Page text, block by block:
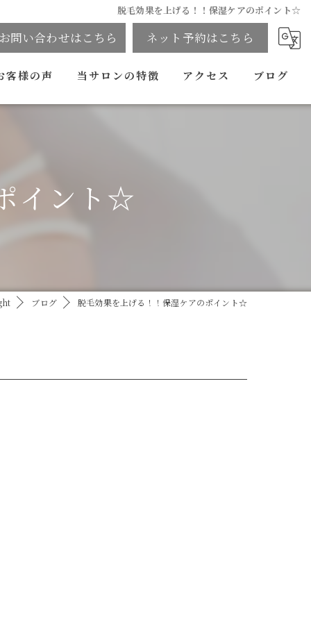
脱毛効果を上げる！！保湿ケアのポイント☆
お問い合わせはこちら ネット予約はこちら
客様の声 当サロンの特徴
VIO
セルフホワイトニング
アクセス ブログ
イント☆
ブログ 脱毛効果を上げる！！保湿ケアのポイント☆